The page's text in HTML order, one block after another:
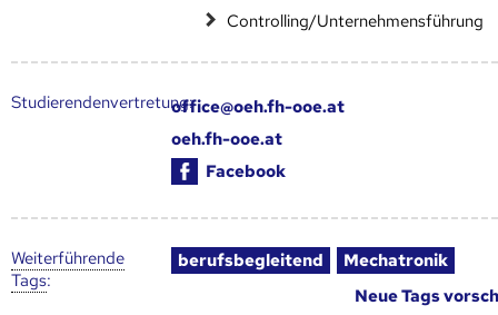
Controlling/Unternehmensführung
Studierendenvertretung:office@oeh.fh-ooe.at
oeh.fh-ooe.at
Facebook
Weiter­führende
Tags:
berufsbegleitend
Mechatronik
Neue Tags